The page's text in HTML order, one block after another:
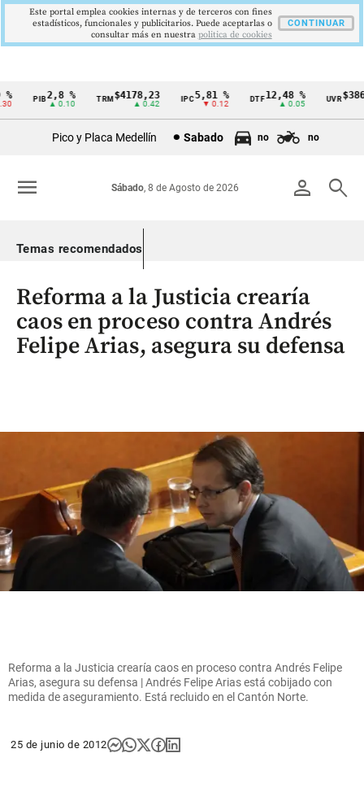
Cintillo
Colombia
PIB2,8 %
▲ 0.10
TRM$4178,23
▲ 0.42
5,81 %
▼ 0.12
DTF12,48 %
▲ 0.05
UVR
Pico y Placa Medellín Sabado no no
person search
Sábado, 8 de Agosto de 2026
menu
Temas recomendados
Reforma a la Justicia crearía
caos en proceso contra Andrés
Felipe Arias, asegura su defensa
Reforma a la Justicia crearía caos en proceso contra Andrés Felipe
Arias, asegura su defensa | Andrés Felipe Arias está cobijado con
medida de aseguramiento. Está recluido en el Cantón Norte.
25 de junio de 2012
Este portal emplea cookies internas y de terceros con fines
estadísticos, funcionales y publicitarios. Puede aceptarlas o
consultar más en nuestra politica de cookies
CONTINUAR